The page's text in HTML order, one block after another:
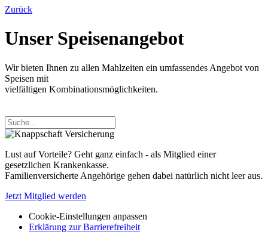
Zurück
Unser Speisenangebot
Wir bieten Ihnen zu allen Mahlzeiten ein umfassendes Angebot von
Speisen mit
vielfältigen Kombinationsmöglichkeiten.
Lust auf Vorteile? Geht ganz einfach - als Mitglied einer
gesetzlichen Krankenkasse.
Familienversicherte Angehörige gehen dabei natürlich nicht leer aus.
Jetzt Mitglied werden
Cookie-Einstellungen anpassen
Erklärung zur Barrierefreiheit